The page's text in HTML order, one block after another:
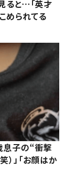
ると…「英才
められてる
息子の“衝撃
」「お顔はか